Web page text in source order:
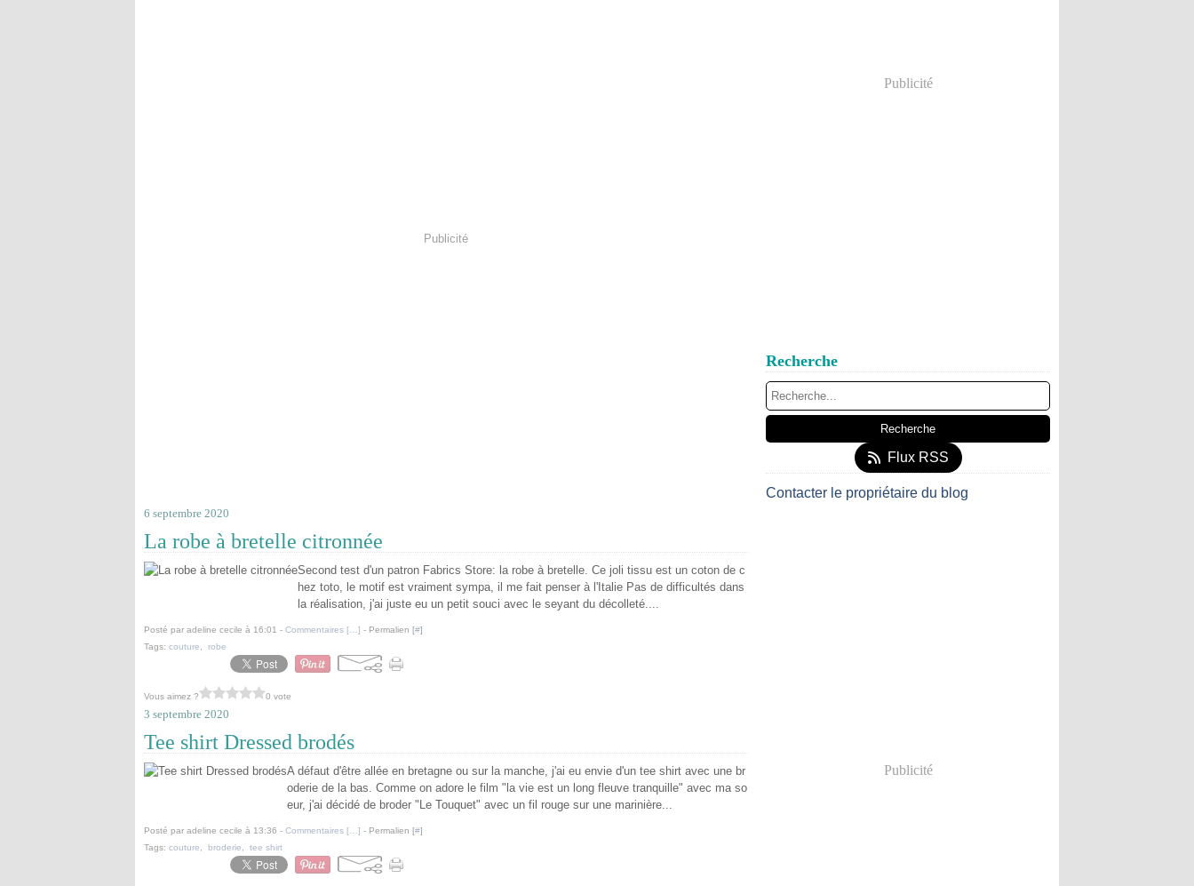
Publicité
6 septembre 2020
La robe à bretelle citronnée
Second test d'un patron Fabrics Store: la robe à bretelle. Ce joli tissu est un coton de c
hez toto, le motif est vraiment sympa, il me fait penser à l'Italie Pas de difficultés dans
la réalisation, j'ai juste eu un petit souci avec le seyant du décolleté....
Posté par adeline cecile à 16:01 - Commentaires [ ] - Permalien [#]
Tags: couture robe
Vous aimez ? 0 vote
3 septembre 2020
Tee shirt Dressed brodés
A défaut d'être allée en bretagne ou sur la manche, j'ai eu envie d'un tee shirt avec une br
oderie de la bas. Comme on adore le film "la vie est un long fleuve tranquille" avec ma so
eur, j'ai décidé de broder "Le Touquet" avec un fil rouge sur une marinière...
Posté par adeline cecile à 13:36 - Commentaires [ ] - Permalien [#]
Tags: couture broderie tee shirt
Publicité
Recherche
Flux RSS
Contacter le propriétaire du blog
Publicité